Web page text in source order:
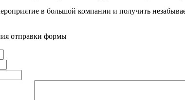
в большой компании и получить
отправки формы